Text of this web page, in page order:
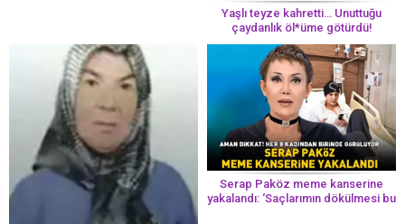
Yaşlı teyze kahretti… Unuttuğu
çaydanlık öl*üme götürdü!
Serap Paköz meme kanserine
yakalandı: ‘Saçlarımın dökülmesi bu